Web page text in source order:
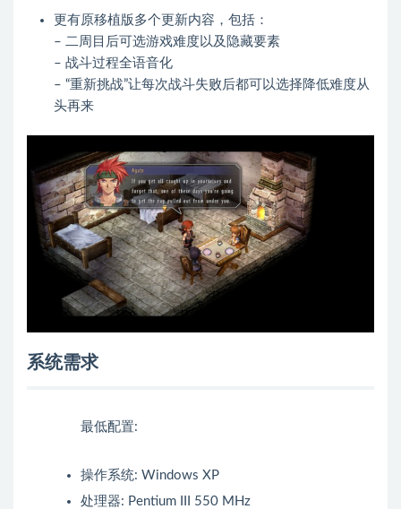
更有原移植版多个更新内容，包括：
– 二周目后可选游戏难度以及隐藏要素
– 战斗过程全语音化
– “重新挑战”让每次战斗失败后都可以选择降低难度从
头再来
系统需求
最低配置:
操作系统: Windows XP
处理器: Pentium III 550 MHz